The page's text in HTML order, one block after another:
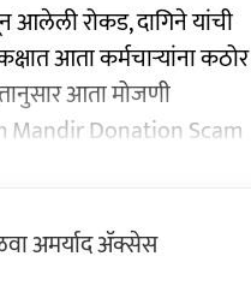
आलेली रोकड, दागिने यांची
आता कर्मचाऱ्यांना कठोर
आता मोजणी
Mandir Donation Scam
अमर्याद ॲक्सेस